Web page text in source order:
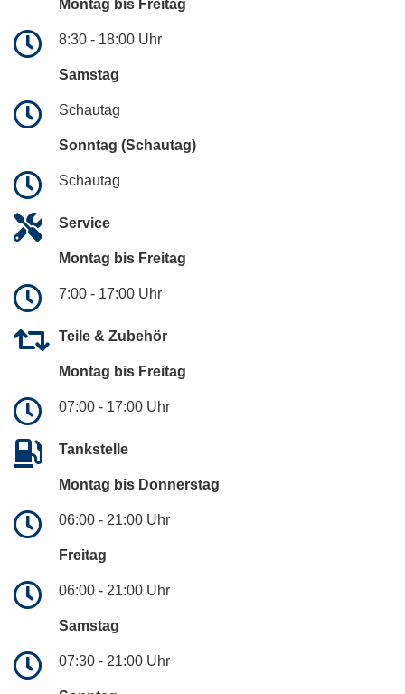
Montag bis Freitag
8:30 - 18:00 Uhr
Samstag
Schautag
Sonntag (Schautag)
Schautag
Service
Montag bis Freitag
7:00 - 17:00 Uhr
Teile & Zubehör
Montag bis Freitag
07:00 - 17:00 Uhr
Tankstelle
Montag bis Donnerstag
06:00 - 21:00 Uhr
Freitag
06:00 - 21:00 Uhr
Samstag
07:30 - 21:00 Uhr